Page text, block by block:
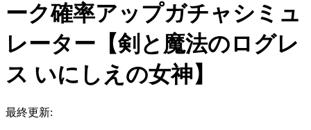
ーク確率アップガチャシミュ
レーター【剣と魔法のログレ
ス いにしえの女神】
最終更新: